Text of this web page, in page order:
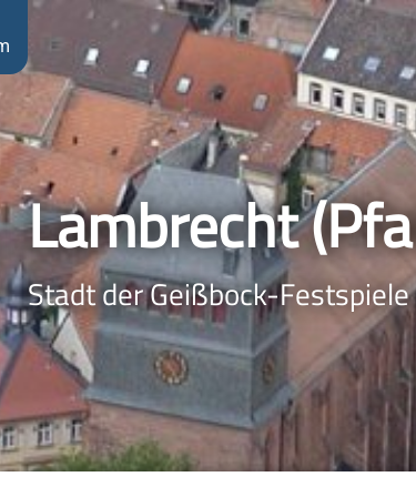
Lambrecht
Stadt der Geißbock-Festspiele